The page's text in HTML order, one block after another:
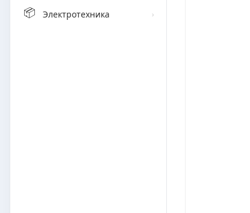
📦 Электротехника ›